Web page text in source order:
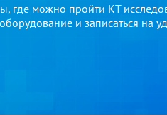
где можно пройти КТ
и записаться на